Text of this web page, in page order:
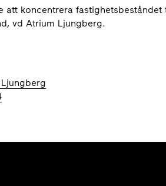
att koncentrera
vd Atrium Ljungberg.